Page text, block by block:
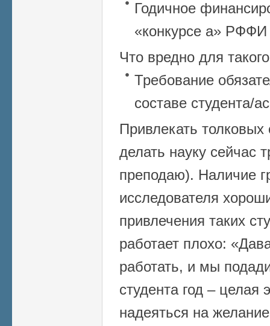
Годичное
«конкурсе а»
Что вредно для
Требование
составе студента/
Привлекать
делать науку сейчас
преподаю). Наличие
исследователя
привлечения таких
работает плохо:
работать, и мы
студента год – целая
надеяться на